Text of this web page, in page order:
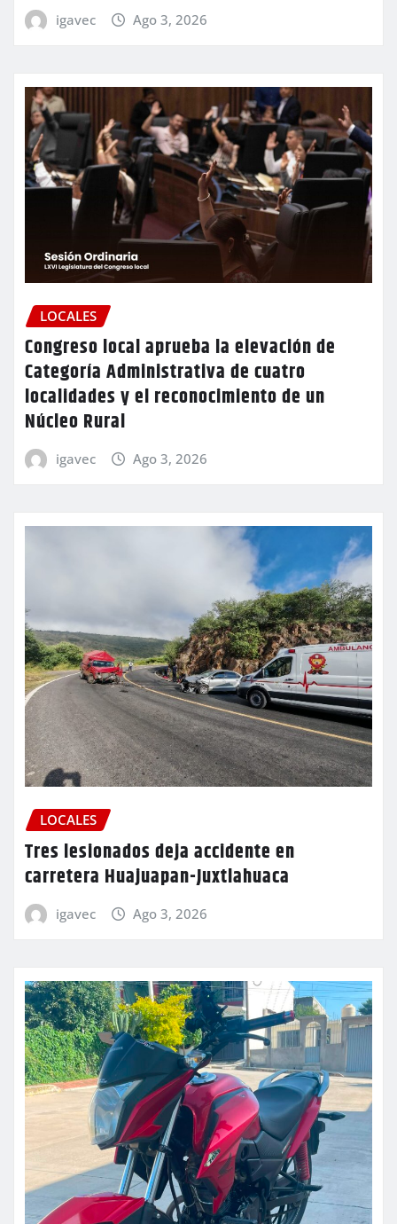
igavec Ago 3, 2026
LOCALES
Congreso local aprueba la elevación de
Categoría Administrativa de cuatro
localidades y el reconocimiento de un
Núcleo Rural
igavec Ago 3, 2026
LOCALES
Tres lesionados deja accidente en
carretera Huajuapan-Juxtlahuaca
igavec Ago 3, 2026